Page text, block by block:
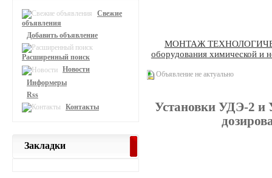
МОНТАЖ
оборудования химической и
Объявление не актуально
Установки УДЭ-2 и
Свежие
объявления
Добавить объявление
Расширенный поиск
Новости
Информеры
Rss
Контакты
Закладки